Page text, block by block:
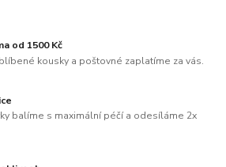
od 1500 Kč
kousky a poštovné zaplatíme za vás.
balíme s maximální péčí a odesíláme 2x